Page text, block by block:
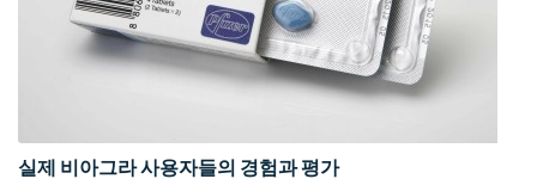
실제 비아그라 사용자들의 경험과 평가